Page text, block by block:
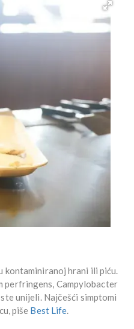
kontaminiranoj hrani ili piću.
perfringens, Campylobacter
unijeli. Najčešći simptomi
piše Best Life.